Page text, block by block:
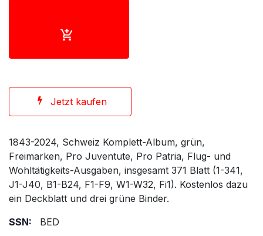
Jetzt kaufen
1843-2024, Schweiz Komplett-Album, grün,
Freimarken, Pro Juventute, Pro Patria, Flug- und
Wohltätigkeits-Ausgaben, insgesamt 371 Blatt (1-341,
J1-J40, B1-B24, F1-F9, W1-W32, Fi1). Kostenlos dazu
ein Deckblatt und drei grüne Binder.
SSN:
BED